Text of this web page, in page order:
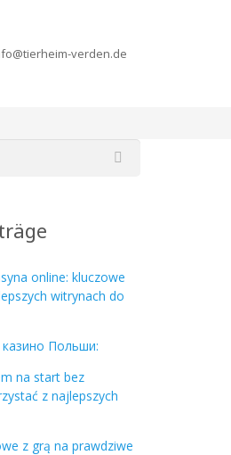
verden.de
online: kluczowe
witrynach do
Польши:
na start bez
z najlepszych
z grą na prawdziwe